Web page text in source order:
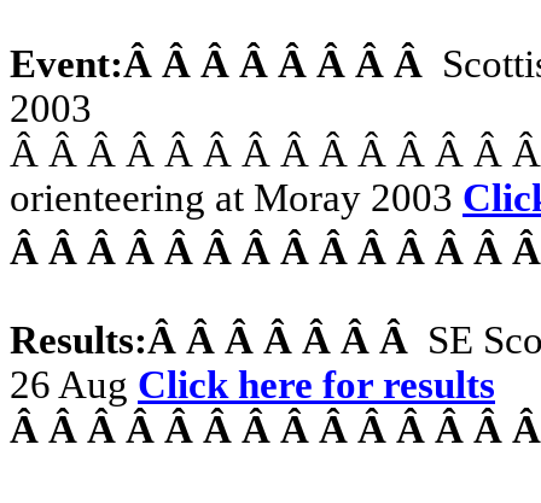
Event:Â Â Â Â Â Â Â Â
2003
Â Â Â Â Â Â Â Â Â Â Â Â Â
orienteering at Moray 2003
Â Â Â Â Â Â Â Â Â Â Â Â Â
Results:Â Â Â Â Â Â Â SE
26 Aug Click here for results
Â Â Â Â Â Â Â Â Â Â Â Â Â